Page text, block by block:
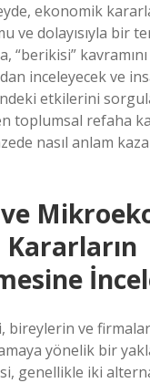
ekonomik
ve dolayısıyla bir
“berikisi”
inceleyecek ve
etkilerini
toplumsal refaha
nasıl anlam
bireylerin ve
yönelik bir
genellikle iki